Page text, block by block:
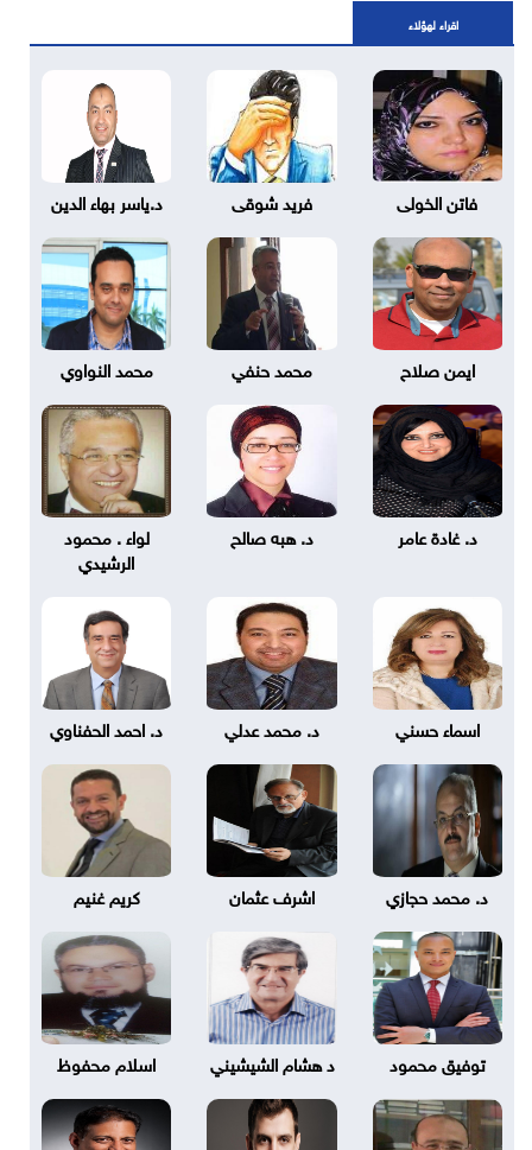
اقراء لهؤلاء
فاتن الخولى فريد شوقى د.ياسر بهاء الدين
ايمن صلاح محمد حنفي محمد النواوي
د. غادة عامر د. هبه صالح
لواء . محمود
الرشيدي
اسماء حسني د. محمد عدلي د. احمد الحفناوي
د. محمد حجازي اشرف عثمان كريم غنيم
توفيق محمود د هشام الشيشيني اسلام محفوظ